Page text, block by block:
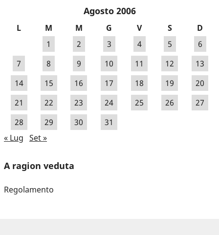
Agosto 2006
L M M G V S
D
1
2 3 4 5
6
7
8 9 10 11 12
13
14
15 16 17 18 19
20
21
22 23 24 25 26
27
28
29 30
31
« Lug Set »
A ragion veduta
Regolamento